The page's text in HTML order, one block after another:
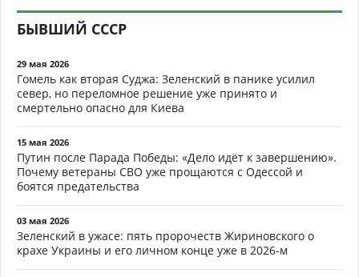
БЫВШИЙ СССР
29 мая 2026
Гомель как вторая Суджа: Зеленский в панике усилил
север, но переломное решение уже принято и
смертельно опасно для Киева
15 мая 2026
Путин после Парада Победы: «Дело идёт к завершению».
Почему ветераны СВО уже прощаются с Одессой и
боятся предательства
03 мая 2026
Зеленский в ужасе: пять пророчеств Жириновского о
крахе Украины и его личном конце уже в 2026-м